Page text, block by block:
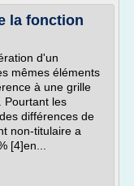
la fonction
d'un
mêmes éléments
à une grille
Pourtant les
différences de
non-titulaire a
[4]en...